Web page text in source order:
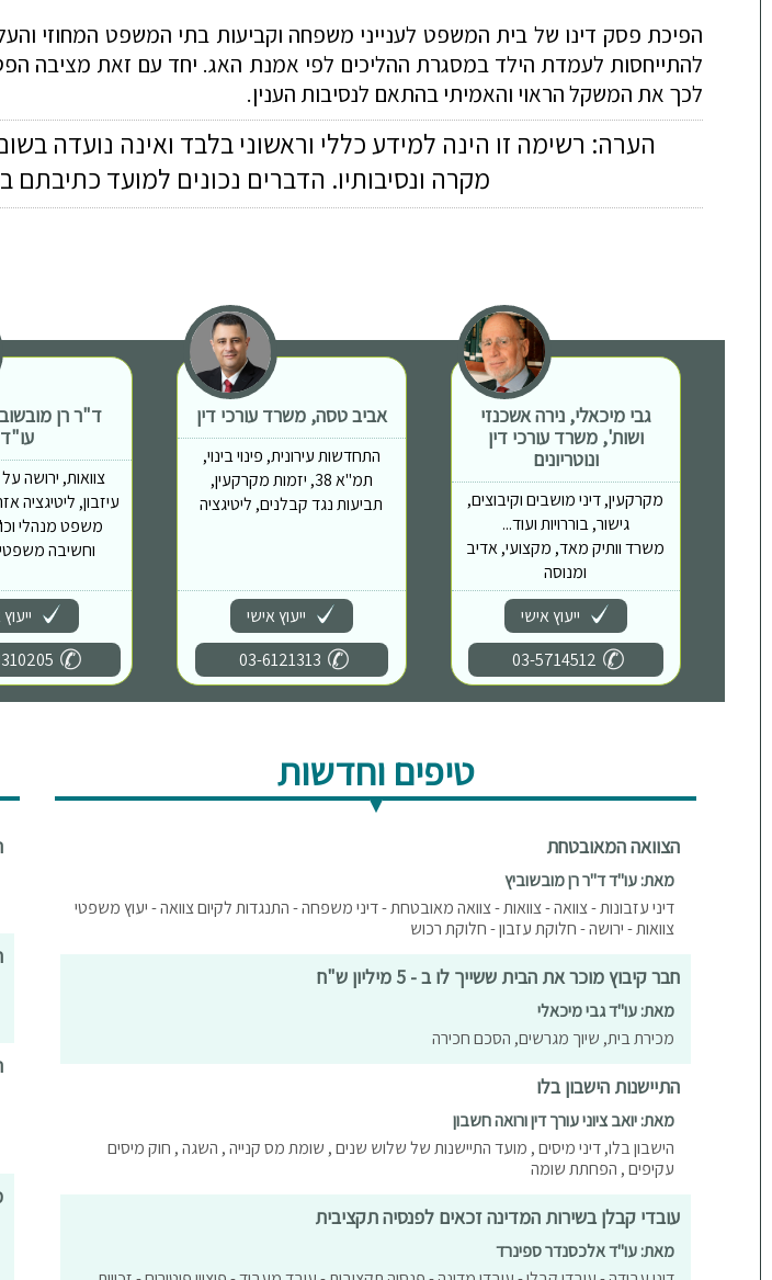
הפיכת פסק דינו של בית המשפט לענייני משפחה וקביעות בתי המשפט המחוזי
להתייחסות לעמדת הילד במסגרת ההליכים לפי אמנת האג. יחד עם זאת מציבה
לכך את המשקל הראוי והאמיתי בהתאם לנסיבות הענין.
הערה: רשימה זו הינה למידע כללי וראשוני בלבד ואינה נועדה
מקרה ונסיבותיו. הדברים נכונים למועד
גבי מיכאלי, נירה אשכנזי
ושות', משרד עורכי דין
ונוטריונים
מקרקעין, דיני מושבים וקיבוצים,
גישור, בוררויות ועוד...
משרד וותיק מאד, מקצועי, אדיב
ומנוסה
ייעוץ אישי
03-5714512
אביב טסה, משרד עורכי דין
התחדשות עירונית, פינוי בינוי,
תמ"א 38, יזמות מקרקעין,
תביעות נגד קבלנים, ליטיגציה
ייעוץ אישי
03-6121313
ד"ר רן
עו"ד
צוואות, ירושה על
עיזבון, ליטיגציה
משפט מנהלי
וחשיבה
טיפים וחדשות
הצוואה המאובטחת
מאת: עו"ד ד"ר רן מובשוביץ
דיני עזבונות - צוואה - צוואות - צוואה מאובטחת - דיני משפחה - התנגדות לקיום צוואה - יעוץ משפטי
צוואות - ירושה - חלוקת עזבון - חלוקת רכוש
חבר קיבוץ מוכר את הבית ששייך לו ב - 5 מיליון ש"ח
מאת: עו"ד גבי מיכאלי
מכירת בית, שיוך מגרשים, הסכם חכירה
התיישנות הישבון בלו
מאת: יואב ציוני עורך דין ורואה חשבון
הישבון בלו, דיני מיסים , מועד התיישנות של שלוש שנים , שומת מס קנייה , השגה , חוק מיסים
עקיפים , הפחתת שומה
עובדי קבלן בשירות המדינה זכאים לפנסיה תקציבית
מאת: עו"ד אלכסנדר ספינרד